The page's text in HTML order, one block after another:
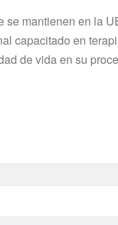
mantienen en la
capacitado en
de vida en su